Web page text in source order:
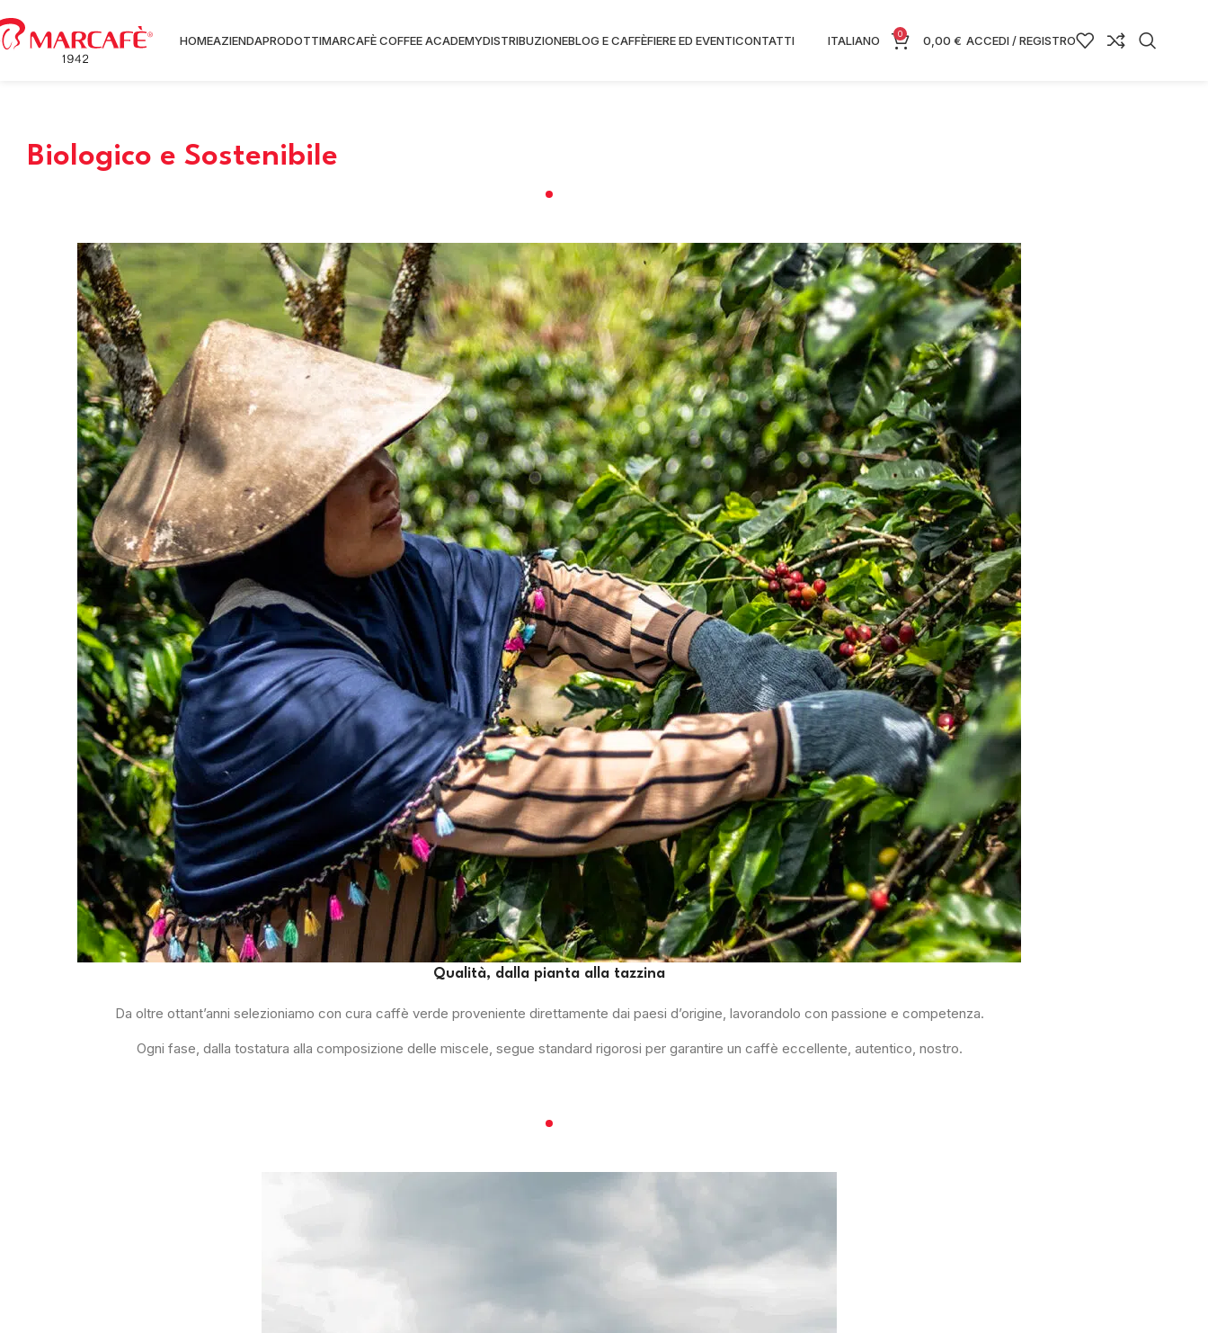
HOMEAZIENDAPRODOTTIMARCAFÈ COFFEE ACADEMYDISTRIBUZIONEBLOG E CAFFÈFIERE ED EVENTICONTATTI ITALIANO 0 0,00 € ACCEDI / REGISTRO
Biologico e Sostenibile
Qualità, dalla pianta alla tazzina
Da oltre ottant’anni selezioniamo con cura caffè verde proveniente direttamente dai paesi d’origine, lavorandolo con passione e competenza.
Ogni fase, dalla tostatura alla composizione delle miscele, segue standard rigorosi per garantire un caffè eccellente, autentico, nostro.